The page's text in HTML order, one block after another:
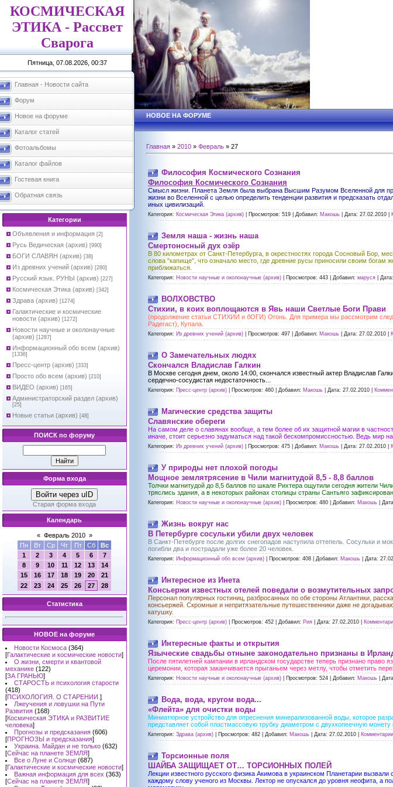
КОСМИЧЕСКАЯ
ЭТИКА - Рассвет
Сварога
Пятница, 07.08.2026, 00:37
Главная - Новости сайта
Форум
Новое на форуме
Каталог статей
Фотоальбомы
Каталог файлов
Гостевая книга
Обратная связь
Категории
Объявления и информация [2]
Русь Ведическая (архив) [990]
БОГИ СЛАВЯН (архив) [38]
Из древних учений (архив) [280]
Русский язык. РУНЫ (архив) [227]
Космическая Этика (архив) [342]
Здрава (архив) [1274]
Галактические и космические
новости (архив) [1272]
Новости научные и околонаучные
(архив) [1287]
Информационный обо всем (архив)
[1336]
Пресс-центр (архив) [333]
Просто обо всем (архив) [210]
ВИДЕО (архив) [165]
Администраторский раздел (архив)
[25]
Новые статьи (архив) [48]
ПОИСК по форуму
Форма входа
Войти через uID
Старая форма входа
Календарь
« Февраль 2010 »
Пн
Вт Ср Чт Пт Сб
Вс
1
2 3 4 5 6
7
8
9 10 11 12 13
14
15
16 17 18 19 20
21
22
23 24 25 26 27 28
Статистика
НОВОЕ на форуме
Новости Космоса (364)
[Галактические и космические новости]
О жизни, смерти и квантовой
механике (122)
[ЗА ГРАНЬЮ]
СТАРОСТЬ и психология старости
(418)
[ПСИХОЛОГИЯ. О СТАРЕНИИ. ]
Лжеучения и ловушки на Пути
Развития (168)
[Космическая ЭТИКА и РАЗВИТИЕ
человека]
Прогнозы и предсказания (606)
[ПРОГНОЗЫ и предсказания]
Украина. Майдан и не только (632)
[Сейчас на планете ЗЕМЛЯ]
Все о Луне и Солнце (687)
[Галактические и космические новости]
Важная информация для всех (363)
[Сейчас на планете ЗЕМЛЯ]
НОВОЕ НА ФОРУМЕ
Главная » 2010 » Февраль » 27
Философия Космического Сознания
Философия Космического Сознания
Смысл жизни. Планета Земля была выбрана Высшим Разумом Вселенной для
жизни во Вселенной с целью определить тенденции развития и предсказать
иных цивилизаций.
Категория: Космическая Этика (архив) Просмотров: 519 Добавил: Макошь Дата: 27.02.2010
Земля наша - жизнь наша
Смертоносный дух озёр
В 80 километрах от Санкт-Петербурга, в окрестностях города Сосновый Бор,
слова "капище", что означало место, где древние русы приносили своим
приближаться.
Категория: Новости научные и околонаучные (архив) Просмотров: 443 Добавил: маруся Дата:
ВОЛХОВСТВО
Стихии, в коих воплощаются в Явь наши Светлые Боги Прави
(продолжение статьи СТИХИИ и бОГИ) Огонь. Для примера мы рассмотрим
Радегаст), Купала.
Категория: Из древних учений (архив) Просмотров: 497 Добавил: Макошь Дата: 27.02.2010
О Замечательных людях
Cкончался Владислав Галкин
В Москве сегодня днем, около 14:00, скончался известный актер Владислав
сердечно-сосудистая недостаточность...
Категория: Пресс-центр (архив) Просмотров: 460 Добавил: Макошь Дата: 27.02.2010
Магические средства защиты
Славянские обереги
На самом деле о славянах вообще, а тем более об их защитной магии в
иначе, стоит серьезно задуматься над такой бескомпромиссностью. Ведь мир
Категория: Из древних учений (архив) Просмотров: 475 Добавил: Макошь Дата: 27.02.2010
У природы нет плохой погоды
Мощное землятрясение в Чили магнитудой 8,5 - 8,8 баллов
Толчки магнитудой до 8,5 баллов по шкале Рихтера ощутили сегодня жители
тряслись здания, а в некоторых районах столицы страны Сантьяго
Категория: Новости научные и околонаучные (архив) Просмотров: 480 Добавил: Макошь
Жизнь вокруг нас
В Петербурге сосульки убили двух человек
В Санкт-Петебурге после долгих снегопадов наступила оттепель. Сосульки и
погибли два и пострадали уже более 20 человек.
Категория: Информационный обо всем (архив) Просмотров: 408 Добавил: Макошь Дата:
Интересное из Инета
Консьержи известных отелей поведали о возмутительных
Персонал популярных гостиниц, разбросанных по обе стороны Атлантики,
консьержей. Скромные и непритязательные путешественники даже не
катушку.
Категория: Пресс-центр (архив) Просмотров: 452 Добавил: Рия Дата: 27.02.2010
Интересные факты и открытия
Языческие свадьбы отныне законодательно признаны в
После пятилетней кампании в ирландском государстве теперь признано
церемонии, которая заканчивается прыганьем через метлу, чтобы отметить
Категория: Новости научные и околонаучные (архив) Просмотров: 524 Добавил: Макошь
Вода, вода, кругом вода...
«Флейта» для очистки воды
Миниатюрное устройство для опреснения минерализованной воды, которое
представляет собой пластмассовую трубку диаметром с двухкопеечную монету
Категория: Здрава (архив) Просмотров: 482 Добавил: Макошь Дата: 27.02.2010
Торсионные поля
ШАЙБА ЗАЩИЩАЕТ ОТ… ТОРСИОННЫХ ПОЛЕЙ
Лекции известного русского физика Акимова в украинском Планетарии
каждому слову ученого из Москвы. Лектор не опускался до уровня неофита, а